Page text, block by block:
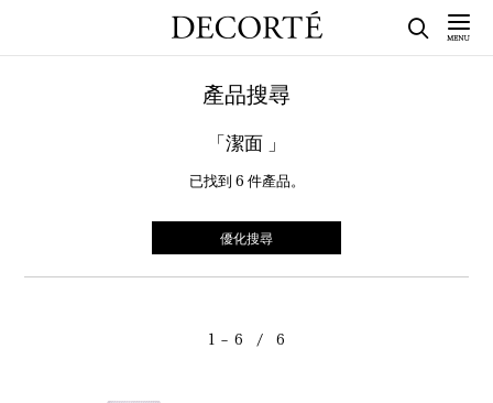
產品搜尋
「潔面 」
已找到 6 件產品。
優化搜尋
1 － 6 / 6